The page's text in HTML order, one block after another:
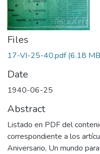
Files
17-VI-25-40.pdf(6.18
Date
1940-06-25
Abstract
Listado en PDF del
correspondiente a los
Aniversario, Un mundo